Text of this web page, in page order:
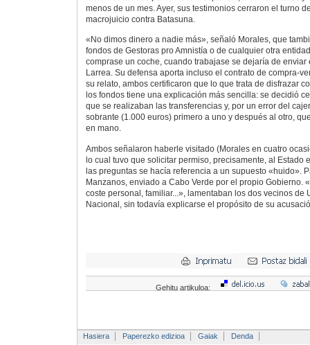
menos de un mes. Ayer, sus testimonios cerraron el turno
macrojuicio contra Batasuna.
«No dimos dinero a nadie más», señaló Morales, que
fondos de Gestoras pro Amnistía o de cualquier otra
comprase un coche, cuando trabajase se dejaría de enviar
Larrea. Su defensa aporta incluso el contrato de compra-
su relato, ambos certificaron que lo que trata de disfrazar
los fondos tiene una explicación más sencilla: se decidió
que se realizaban las transferencias y, por un error del
sobrante (1.000 euros) primero a uno y después al otro,
en mano.
Ambos señalaron haberle visitado (Morales en cuatro
lo cual tuvo que solicitar permiso, precisamente, al Estado
las preguntas se hacía referencia a un supuesto «huido».
Manzanos, enviado a Cabo Verde por el propio Gobierno.
coste personal, familiar...», lamentaban los dos vecinos de
Nacional, sin todavía explicarse el propósito de su
Gehitu artikuloa:
Hasiera Paperezko edizioa Gaiak
Denda